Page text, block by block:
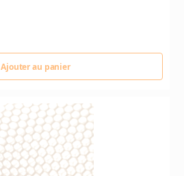
Ajouter au panier